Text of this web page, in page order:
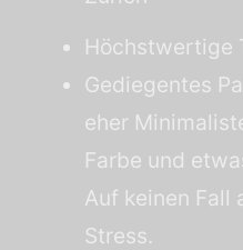
Höchstwertige
Gediegentes
eher
Farbe und
Auf keinen Fall
Stress.